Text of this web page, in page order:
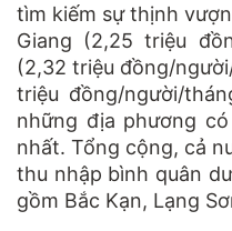
tìm kiếm sự thịnh
Giang (2,25 triệu
(2,32 triệu đồng/
triệu đồng/người/
những địa phương
nhất. Tổng cộng, cả
thu nhập bình quân
gồm Bắc Kạn, Lạng